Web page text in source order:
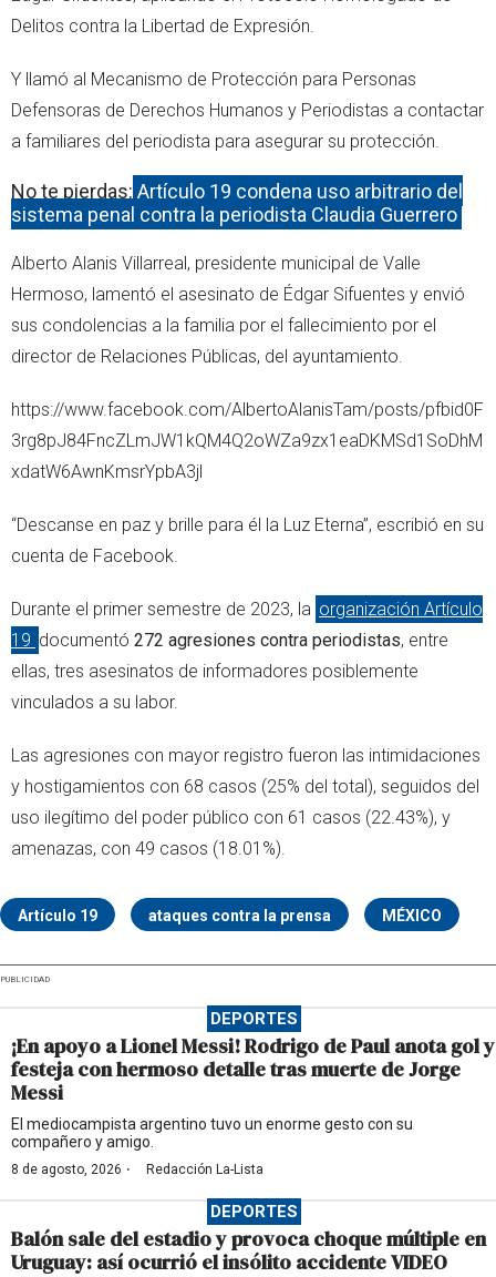
Delitos contra la Libertad de Expresión.
Y llamó al Mecanismo de Protección para Personas
Defensoras de Derechos Humanos y Periodistas a contactar
a familiares del periodista para asegurar su protección.
No te pierdas: Artículo 19 condena uso arbitrario del
sistema penal contra la periodista Claudia Guerrero
Alberto Alanis Villarreal, presidente municipal de Valle
Hermoso, lamentó el asesinato de Édgar Sifuentes y envió
sus condolencias a la familia por el fallecimiento por el
director de Relaciones Públicas, del ayuntamiento.
https://www.facebook.com/AlbertoAlanisTam/posts/pfbid0F
3rg8pJ84FncZLmJW1kQM4Q2oWZa9zx1eaDKMSd1SoDhM
xdatW6AwnKmsrYpbA3jl
“Descanse en paz y brille para él la Luz Eterna”, escribió en su
cuenta de Facebook.
Durante el primer semestre de 2023, la organización Artículo
19 documentó272 agresiones contra periodistas, entre
ellas, tres asesinatos de informadores posiblemente
vinculados a su labor.
Las agresiones con mayor registro fueron las intimidaciones
y hostigamientos con 68 casos (25% del total), seguidos del
uso ilegítimo del poder público con 61 casos (22.43%), y
amenazas, con 49 casos (18.01%).
Artículo 19 ataques contra la prensa MÉXICO
PUBLICIDAD
DEPORTES
¡En apoyo a Lionel Messi! Rodrigo de Paul anota gol y
festeja con hermoso detalle tras muerte de Jorge
Messi
El mediocampista argentino tuvo un enorme gesto con su
compañero y amigo.
8 de agosto, 2026 · Redacción La-Lista
DEPORTES
Balón sale del estadio y provoca choque múltiple en
Uruguay: así ocurrió el insólito accidente VIDEO